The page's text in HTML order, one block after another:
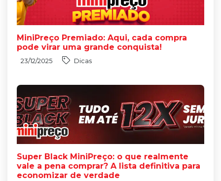
MiniPreço Premiado: Aqui, cada compra
pode virar uma grande conquista!
23/12/2025 Dicas
Super Black MiniPreço: o que realmente
vale a pena comprar? A lista definitiva para
economizar de verdade